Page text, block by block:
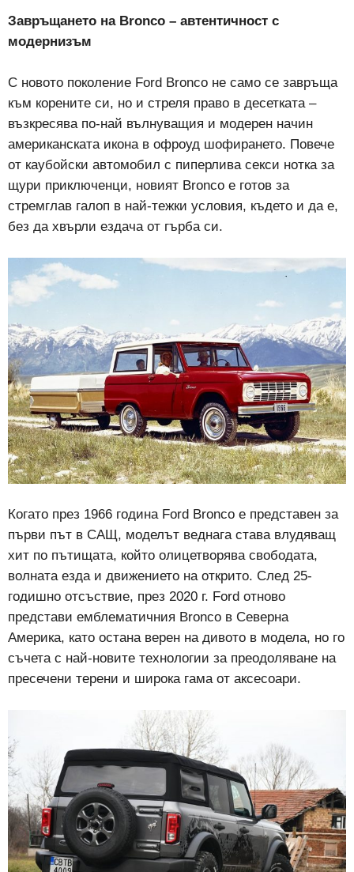
Завръщането на Bronco – автентичност с
модернизъм
С новото поколение Ford Bronco не само се завръща
към корените си, но и стреля право в десетката –
възкресява по-най вълнуващия и модерен начин
американската икона в офроуд шофирането. Повече
от каубойски автомобил с пиперлива секси нотка за
щури приключенци, новият Bronco е готов за
стремглав галоп в най-тежки условия, където и да е,
без да хвърли ездача от гърба си.
Когато през 1966 година Ford Bronco е представен за
първи път в САЩ, моделът веднага става влудяващ
хит по пътищата, който олицетворява свободата,
волната езда и движението на открито. След 25-
годишно отсъствие, през 2020 г. Ford отново
представи емблематичния Bronco в Северна
Америка, като остана верен на дивото в модела, но го
съчета с най-новите технологии за преодоляване на
пресечени терени и широка гама от аксесоари.